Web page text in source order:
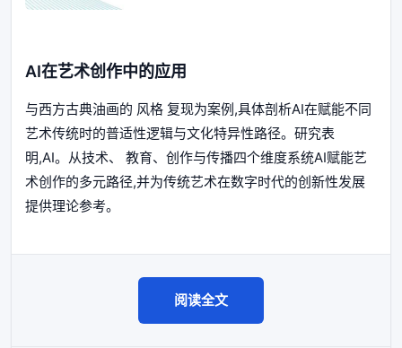
AI在艺术创作中的应用
与西方古典油画的 风格 复现为案例,具体剖析AI在赋能不同
艺术传统时的普适性逻辑与文化特异性路径。研究表
明,AI。从技术、 教育、创作与传播四个维度系统AI赋能艺
术创作的多元路径,并为传统艺术在数字时代的创新性发展
提供理论参考。
阅读全文